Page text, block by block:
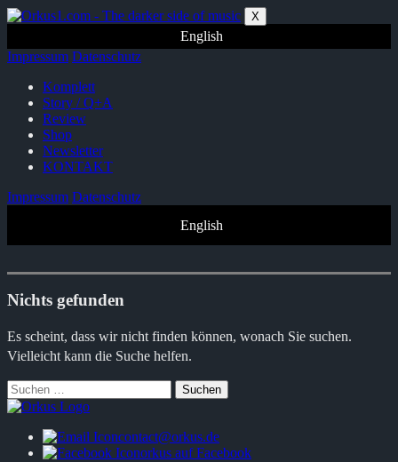
Zum
springen
X
English
Impressum Datenschutz
Komplett
Story / Q+A
Review
Shop
Newsletter
KONTAKT
Impressum Datenschutz
English
Nichts gefunden
Es scheint, dass wir nicht finden können, wonach Sie suchen.
Vielleicht kann die Suche helfen.
Suchen
nach:
contact@orkus.de
orkus auf Facebook